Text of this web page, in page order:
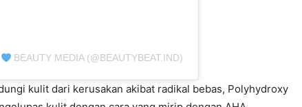
BEAUTY MEDIA (@BEAUTYBEAT.IND)
kulit dari kerusakan akibat radikal bebas, Polyhydroxy